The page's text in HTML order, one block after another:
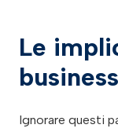
Le
business
Ignorare questi